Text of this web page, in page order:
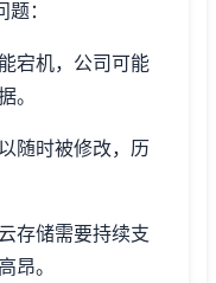
：
宕机，公司可能
。
随时被修改，历
存储需要持续支
昂。